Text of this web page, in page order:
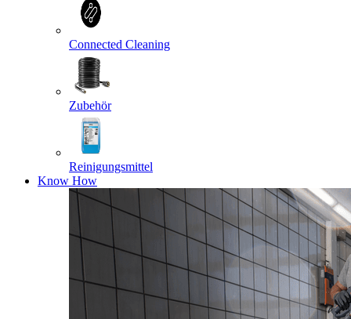
Connected Cleaning
Zubehör
Reinigungsmittel
Know How